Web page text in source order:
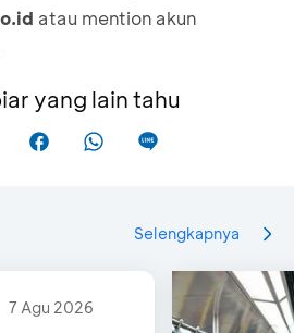
atau mention akun
yang lain tahu
Selengkapnya
7 Agu 2026